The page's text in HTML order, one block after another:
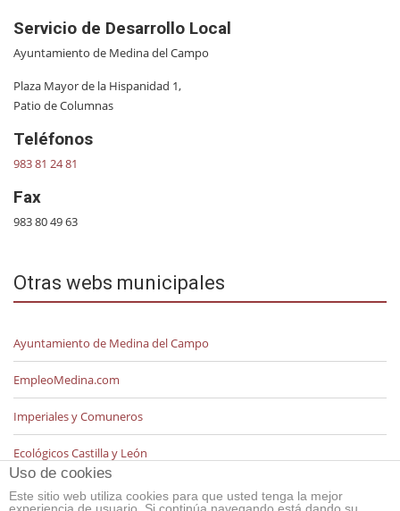
Servicio de Desarrollo Local
Ayuntamiento de Medina del Campo
Plaza Mayor de la Hispanidad 1,
Patio de Columnas
Teléfonos
983 81 24 81
Fax
983 80 49 63
Otras webs municipales
Ayuntamiento de Medina del Campo
EmpleoMedina.com
Imperiales y Comuneros
Ecológicos Castilla y León
Uso de cookies
Este sitio web utiliza cookies para que usted tenga la mejor